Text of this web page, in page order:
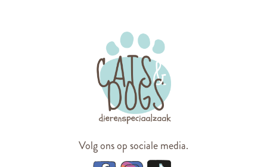
Volg ons op sociale media.